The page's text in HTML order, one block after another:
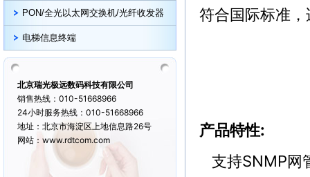
PON/全光以太网交换机/光纤收发器
电梯信息终端
北京瑞光极远数码科技有限公司
销售热线：010-51668966
24小时服务热线：010-51668966
地址：北京市海淀区上地信息路26号
网站：www.rdtcom.com
符合国际标准
产品特性:
支持SNMP网